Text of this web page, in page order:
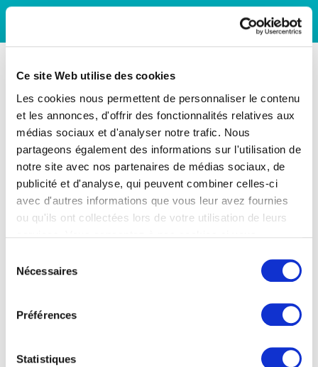
Ce site Web utilise des cookies
Les cookies nous permettent de personnaliser le contenu
et les annonces, d'offrir des fonctionnalités relatives aux
médias sociaux et d'analyser notre trafic. Nous
partageons également des informations sur l'utilisation de
notre site avec nos partenaires de médias sociaux, de
publicité et d'analyse, qui peuvent combiner celles-ci
avec d'autres informations que vous leur avez fournies
ou qu'ils ont collectées lors de votre utilisation de leurs
Nécessaires
Préférences
Statistiques